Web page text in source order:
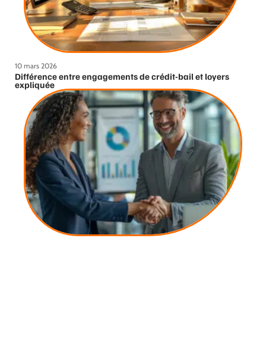
10 mars 2026
Différence entre engagements de crédit-bail et loyers
expliquée